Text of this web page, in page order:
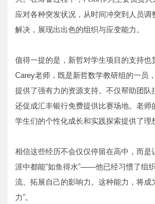
应对各种突发状况，从时间冲突到人员
解决，展现出出色的组织与应变能力。
值得一提的是，新哲对学生项目的支持也
Carey老师，既是新哲数学教研组的一员
提供了强有力的资源支持。不仅帮助团队
还促成汇丰银行免费提供比赛场地。老师
学生们的个性化成长和实践探索提供了理
相信这些经历不会仅仅停留在高中，而是
涯中都能“如鱼得水”——他已经习惯了组
流、拓展自己的影响力。这种能力，将成
力”。